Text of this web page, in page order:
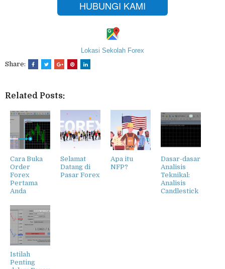
HUBUNGI KAMI
Lokasi Sekolah Forex
Share:
Related Posts:
Cara Buka
Order
Forex
Pertama
Anda
Selamat
Datang di
Pasar Forex
Apa itu
NFP?
Dasar-dasar
Analisis
Teknikal:
Analisis
Candlestick
Istilah
Penting